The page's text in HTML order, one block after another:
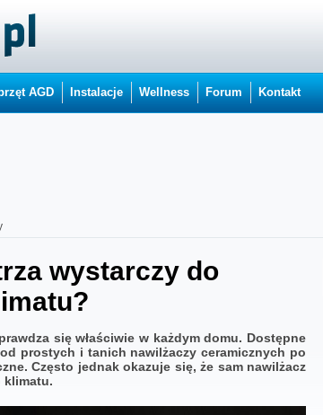
AGD Instalacje Wellness Forum Kontakt
wystarczy do
się właściwie w każdym domu. Dostępne
prostych i tanich nawilżaczy ceramicznych po
Często jednak okazuje się, że sam nawilżacz
klimatu.